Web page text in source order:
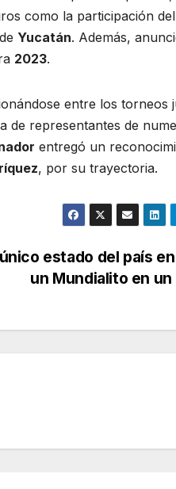
como la participación
Yucatán. Además,
2023.
entre los torneos
de representantes de
entregó un
, por su trayectoria.
estado del país
un Mundialito en